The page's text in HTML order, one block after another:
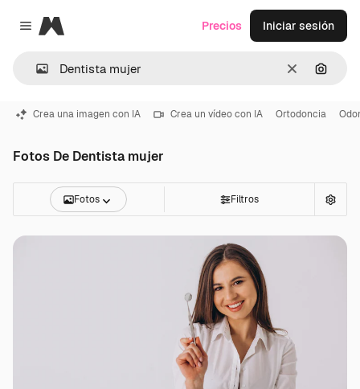
Close menu
Magnific
Borrar
Precios Iniciar sesión
Crea una imagen con IA Crea un vídeo con IA Ortodoncia
Fotos De Dentista mujer
Fotos Filtros